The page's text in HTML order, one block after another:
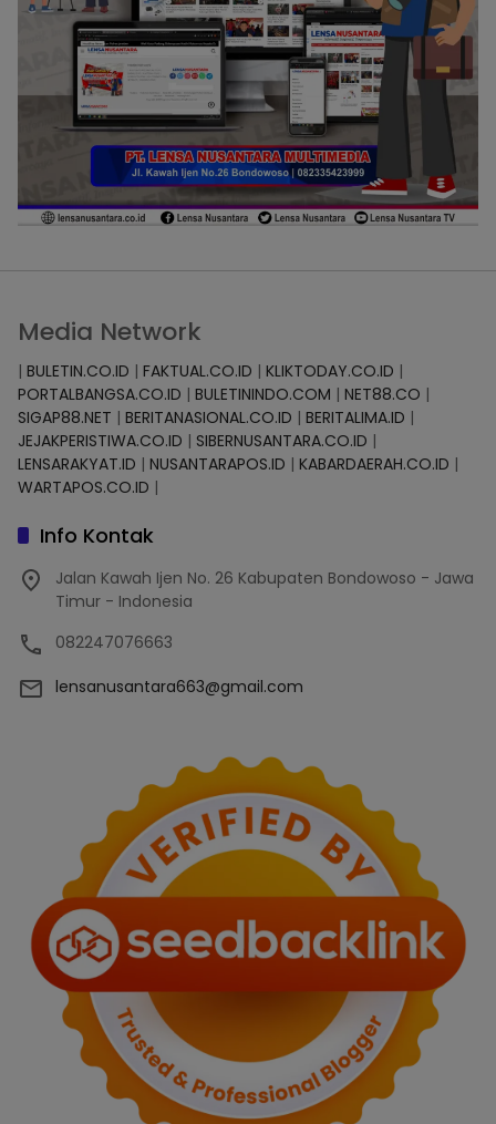
Media Network
| BULETIN.CO.ID | FAKTUAL.CO.ID | KLIKTODAY.CO.ID |
PORTALBANGSA.CO.ID | BULETININDO.COM | NET88.CO |
SIGAP88.NET | BERITANASIONAL.CO.ID | BERITALIMA.ID |
JEJAKPERISTIWA.CO.ID | SIBERNUSANTARA.CO.ID |
LENSARAKYAT.ID | NUSANTARAPOS.ID | KABARDAERAH.CO.ID |
WARTAPOS.CO.ID |
Info Kontak
Jalan Kawah Ijen No. 26 Kabupaten Bondowoso - Jawa
Timur - Indonesia
082247076663
lensanusantara663@gmail.com